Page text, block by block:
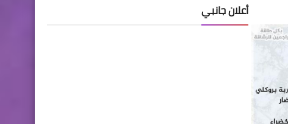
أعلان جانبي